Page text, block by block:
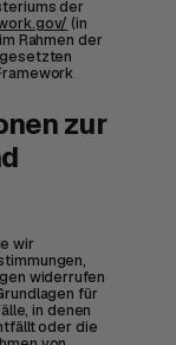
der
(in
Rahmen der
zur
wir
widerrufen
für
in denen
oder die